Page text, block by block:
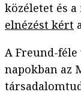
közéletet és a
elnézést kért
A Freund-
napokban az